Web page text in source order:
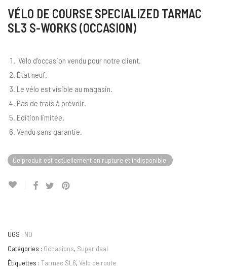
VÉLO DE COURSE SPECIALIZED TARMAC
SL3 S-WORKS (OCCASION)
Vélo d’occasion vendu pour notre client.
État neuf.
Le vélo est visible au magasin.
Pas de frais à prévoir.
Edition limitée.
Vendu sans garantie.
Ce produit est actuellement en rupture et indisponible.
UGS : ND
Catégories : Occasions, Super deal
Étiquettes : Tarmac SL6, Vélo de route